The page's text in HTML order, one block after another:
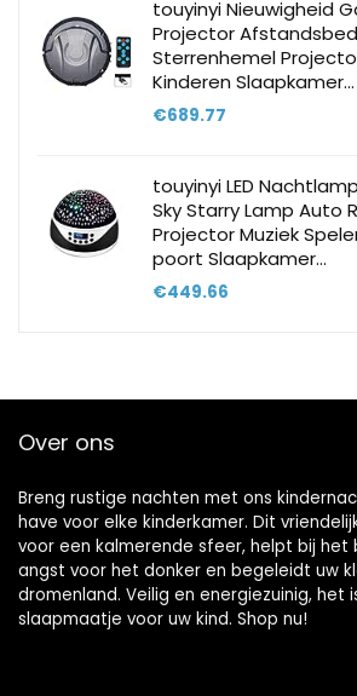
touyinyi Nieuwigheid
Projector
Sterrenhemel
Kinderen Slaapkamer…
€689.77
touyinyi LED
Sky Starry Lamp Auto
Projector Muziek
poort Slaapkamer…
€449.66
Over ons
Breng rustige nachten met ons
have voor elke kinderkamer. Dit
voor een kalmerende sfeer, helpt bij het
angst voor het donker en begeleidt uw
dromenland. Veilig en energiezuinig, het
slaapmaatje voor uw kind. Shop nu!